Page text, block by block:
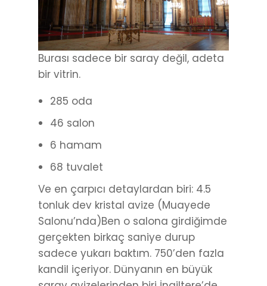
Burası sadece bir saray değil, adeta
bir vitrin.
285 oda
46 salon
6 hamam
68 tuvalet
Ve en çarpıcı detaylardan biri: 4.5
tonluk dev kristal avize (Muayede
Salonu’nda)Ben o salona girdiğimde
gerçekten birkaç saniye durup
sadece yukarı baktım. 750’den fazla
kandil içeriyor. Dünyanın en büyük